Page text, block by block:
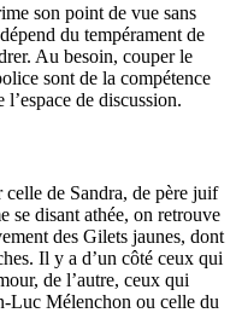
son point de vue sans
du tempérament de
Au besoin, couper le
sont de la compétence
de discussion.
de Sandra, de père juif
se disant athée, on retrouve
des Gilets jaunes, dont
Il y a d’un côté ceux qui
de l’autre, ceux qui
Luc Mélenchon ou celle du